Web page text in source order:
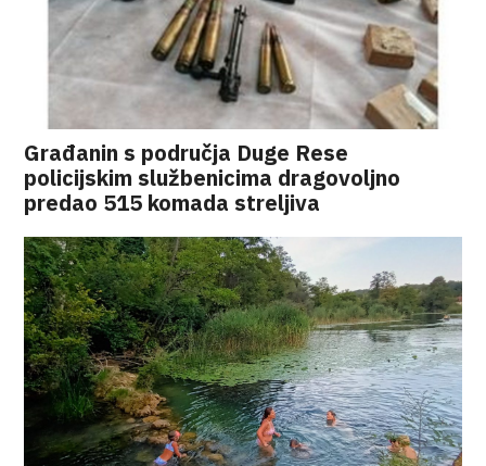
Građanin s područja Duge Rese
policijskim službenicima dragovoljno
predao 515 komada streljiva